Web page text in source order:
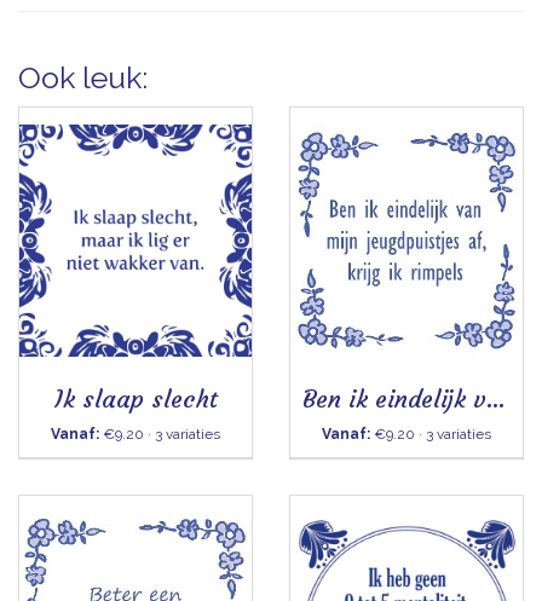
Ook leuk:
Ik slaap slecht
Vanaf: €9.20 · 3 variaties
Ben ik eindelijk van mijn jeugdpuistjes af
Vanaf: €9.20 · 3 variaties